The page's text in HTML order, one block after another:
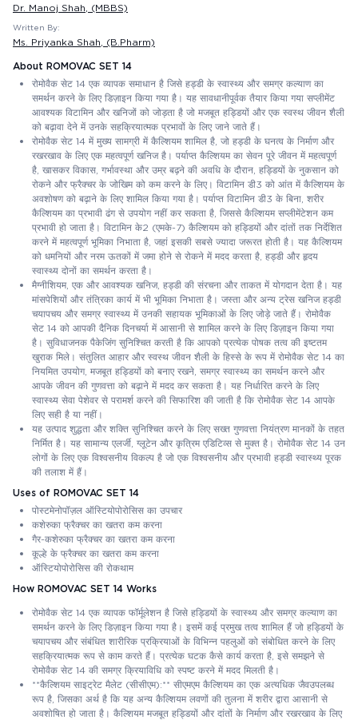
Dr. Manoj Shah , (MBBS)
Written By:
Ms. Priyanka Shah , (B.Pharm)
About ROMOVAC SET 14
रोमोवैक सेट 14 एक व्यापक समाधान है जिसे हड्डी के स्वास्थ्य और समग्र कल्याण का
समर्थन करने के लिए डिज़ाइन किया गया है। यह सावधानीपूर्वक तैयार किया गया सप्लीमेंट
आवश्यक विटामिन और खनिजों को जोड़ता है जो मजबूत हड्डियों और एक स्वस्थ जीवन शैली
को बढ़ावा देने में उनके सहक्रियात्मक प्रभावों के लिए जाने जाते हैं।
रोमोवैक सेट 14 में मुख्य सामग्री में कैल्शियम शामिल है, जो हड्डी के घनत्व के निर्माण और
रखरखाव के लिए एक महत्वपूर्ण खनिज है। पर्याप्त कैल्शियम का सेवन पूरे जीवन में महत्वपूर्ण
है, खासकर विकास, गर्भावस्था और उम्र बढ़ने की अवधि के दौरान, हड्डियों के नुकसान को
रोकने और फ्रैक्चर के जोखिम को कम करने के लिए। विटामिन डी3 को आंत में कैल्शियम के
अवशोषण को बढ़ाने के लिए शामिल किया गया है। पर्याप्त विटामिन डी3 के बिना, शरीर
कैल्शियम का प्रभावी ढंग से उपयोग नहीं कर सकता है, जिससे कैल्शियम सप्लीमेंटेशन कम
प्रभावी हो जाता है। विटामिन के2 (एमके-7) कैल्शियम को हड्डियों और दांतों तक निर्देशित
करने में महत्वपूर्ण भूमिका निभाता है, जहां इसकी सबसे ज्यादा जरूरत होती है। यह कैल्शियम
को धमनियों और नरम ऊतकों में जमा होने से रोकने में मदद करता है, हड्डी और हृदय
स्वास्थ्य दोनों का समर्थन करता है।
मैग्नीशियम, एक और आवश्यक खनिज, हड्डी की संरचना और ताकत में योगदान देता है। यह
मांसपेशियों और तंत्रिका कार्य में भी भूमिका निभाता है। जस्ता और अन्य ट्रेस खनिज हड्डी
चयापचय और समग्र स्वास्थ्य में उनकी सहायक भूमिकाओं के लिए जोड़े जाते हैं। रोमोवैक
सेट 14 को आपकी दैनिक दिनचर्या में आसानी से शामिल करने के लिए डिज़ाइन किया गया
है। सुविधाजनक पैकेजिंग सुनिश्चित करती है कि आपको प्रत्येक पोषक तत्व की इष्टतम
खुराक मिले। संतुलित आहार और स्वस्थ जीवन शैली के हिस्से के रूप में रोमोवैक सेट 14 का
नियमित उपयोग, मजबूत हड्डियों को बनाए रखने, समग्र स्वास्थ्य का समर्थन करने और
आपके जीवन की गुणवत्ता को बढ़ाने में मदद कर सकता है। यह निर्धारित करने के लिए
स्वास्थ्य सेवा पेशेवर से परामर्श करने की सिफारिश की जाती है कि रोमोवैक सेट 14 आपके
लिए सही है या नहीं।
यह उत्पाद शुद्धता और शक्ति सुनिश्चित करने के लिए सख्त गुणवत्ता नियंत्रण मानकों के तहत
निर्मित है। यह सामान्य एलर्जी, ग्लूटेन और कृत्रिम एडिटिव्स से मुक्त है। रोमोवैक सेट 14 उन
लोगों के लिए एक विश्वसनीय विकल्प है जो एक विश्वसनीय और प्रभावी हड्डी स्वास्थ्य पूरक
की तलाश में हैं।
Uses of ROMOVAC SET 14
पोस्टमेनोपॉज़ल ऑस्टियोपोरोसिस का उपचार
कशेरुका फ्रैक्चर का खतरा कम करना
गैर-कशेरुका फ्रैक्चर का खतरा कम करना
कूल्हे के फ्रैक्चर का खतरा कम करना
ऑस्टियोपोरोसिस की रोकथाम
How ROMOVAC SET 14 Works
रोमोवैक सेट 14 एक व्यापक फॉर्मूलेशन है जिसे हड्डियों के स्वास्थ्य और समग्र कल्याण का
समर्थन करने के लिए डिज़ाइन किया गया है। इसमें कई प्रमुख तत्व शामिल हैं जो हड्डियों के
चयापचय और संबंधित शारीरिक प्रक्रियाओं के विभिन्न पहलुओं को संबोधित करने के लिए
सहक्रियात्मक रूप से काम करते हैं। प्रत्येक घटक कैसे कार्य करता है, इसे समझने से
रोमोवैक सेट 14 की समग्र क्रियाविधि को स्पष्ट करने में मदद मिलती है।
**कैल्शियम साइट्रेट मैलेट (सीसीएम):** सीएमएम कैल्शियम का एक अत्यधिक जैवउपलब्ध
रूप है, जिसका अर्थ है कि यह अन्य कैल्शियम लवणों की तुलना में शरीर द्वारा आसानी से
अवशोषित हो जाता है। कैल्शियम मजबूत हड्डियों और दांतों के निर्माण और रखरखाव के लिए